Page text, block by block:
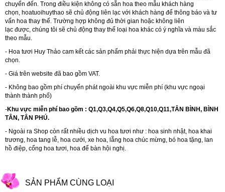
chuyển đến. Trong điều kiện không có sẵn hoa theo mẫu khách hàng
chọn, hoatuoihuythao sẽ chủ động liên lạc với khách hàng để thông báo và tư
vấn hoa thay thế. Trường hợp không đủ thời gian hoặc không liên
lạc được, chúng tôi sẽ chủ động thay thế loại hoa khác có ý nghĩa và màu sắc
theo mẫu.
- Hoa tươi Huy Thảo cam kết các sản phẩm phải thực hiện dựa trên mẫu đã
chọn.
- Giá trên website đã bao gồm VAT.
- Không bao gồm phí chuyển phát ngoài khu vực miễn phí (khu vực ngoại
thành thành phố)
-Khu vực miễn phí bao gồm : Q1,Q3,Q4,Q5,Q6,Q8,Q10,Q11,TÂN BÌNH, BÌNH
TÂN, TÂN PHÚ.
- Ngoài ra Shop còn rất nhiều dịch vu hoa tươi như : hoa sinh nhật, hoa khai
trương, hoa tang lễ, hoa cưới, xe hoa, lẵng hoa chúc mừng, bó hoa tặng, lan
hồ điệp, cổng hoa tươi, hoa để bàn hội nghị.
SẢN PHẨM CÙNG LOẠI